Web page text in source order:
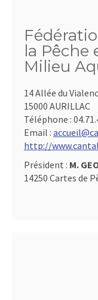
la Pêche
Milieu
14 Allée du Vialenc
15000 AURILLAC
Téléphone :
Email :
http://
Président : M.
14250 Cartes de